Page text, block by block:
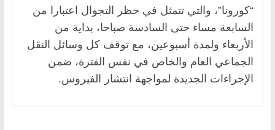
“كورونا”، والتي تتمثل في حظر التجوال اعتبارا من
السابعة مساء حتى السادسة صباحا، بداية من
الأربعاء ولمدة أسبوعين، مع توقف كل وسائل النقل
الجماعي العام والخاص في نفس الفترة، ضمن
الإجراءات الجديدة لمواجهة انتشار الفيروس.